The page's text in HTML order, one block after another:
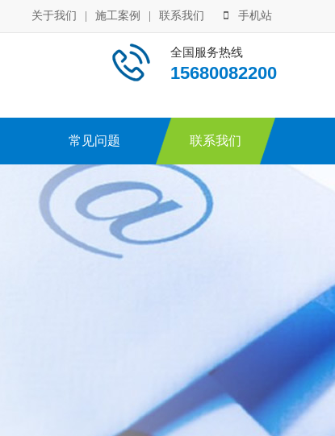
关于我们 施工案例 联系我们 手机站
全国服务热线
15680082200
常见问题 联系我们